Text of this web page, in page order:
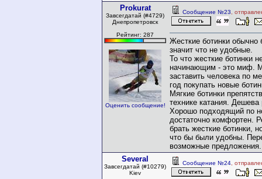
Prokurat
Завсегдатай (#4729)
Днепропетровск
Рейтинг: 287
Оценить сообщение!
Сообщение №23 ,
Жесткие ботинки обычно
значит что не удобные.
То что жесткие ботинки
начинающим - это миф.
заставить человека по
год покупать новые
Мягкие ботинки
технике катания.
Хорошо подходящий по
достаточно комфортен.
брать жесткие ботинки,
что бы были удобны.
возможные предложения.
Several
Завсегдатай (#10279)
Kiev
Сообщение №24 ,